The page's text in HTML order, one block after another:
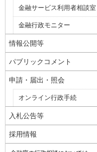
金融サービス利用者相談室
金融行政モニター
情報公開等
パブリックコメント
申請・届出・照会
オンライン行政手続
入札公告等
採用情報